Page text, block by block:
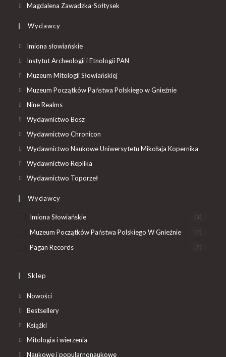
Magdalena Zawadzka-Sołtysek
Wydawcy
Imiona słowiańskie
Instytut Archeologii i Etnologii PAN
Muzeum Mitologii Słowiańskiej
Muzeum Początków Państwa Polskiego w Gnieźnie
Nine Realms
Wydawnictwo Bosz
Wydawnictwo Chronicon
Wydawnictwo Naukowe Uniwersytetu Mikołaja Kopernika
Wydawnictwo Replika
Wydawnictwo Toporzeł
Wydawcy
Imiona Słowiańskie (1)
Muzeum Początków Państwa Polskiego W Gnieźnie (7)
Pagan Records (5)
Sklep
Nowości
Bestsellery
Książki
Mitologia i wierzenia
Naukowe i popularnonaukowe